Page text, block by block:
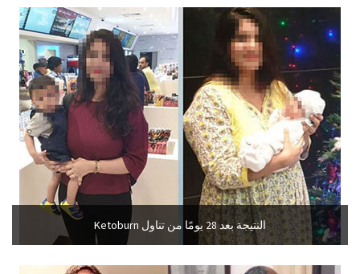
النتيجة بعد 28 يومًا من تناول Ketoburn